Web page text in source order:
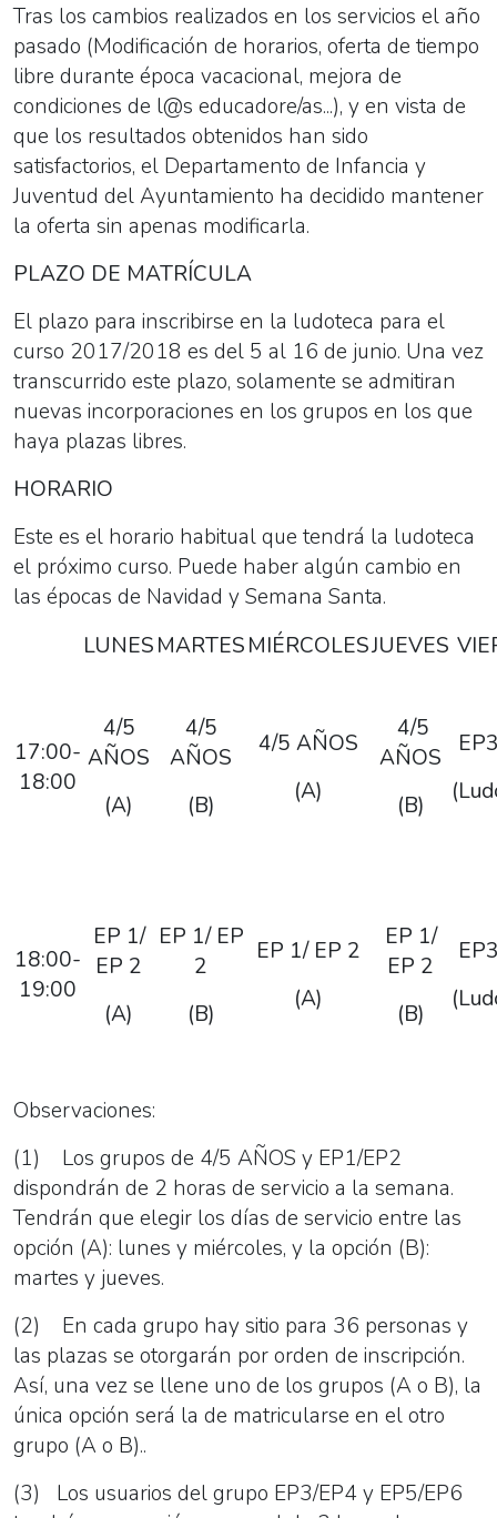
Tras los cambios realizados en los servicios el año
pasado (Modificación de horarios, oferta de tiempo
libre durante época vacacional, mejora de
condiciones de l@s educadore/as...), y en vista de
que los resultados obtenidos han sido
satisfactorios, el Departamento de Infancia y
Juventud del Ayuntamiento ha decidido mantener
la oferta sin apenas modificarla.
PLAZO DE MATRÍCULA
El plazo para inscribirse en la ludoteca para el
curso 2017/2018 es del 5 al 16 de junio. Una vez
transcurrido este plazo, solamente se admitiran
nuevas incorporaciones en los grupos en los que
haya plazas libres.
HORARIO
Este es el horario habitual que tendrá la ludoteca
el próximo curso. Puede haber algún cambio en
las épocas de Navidad y Semana Santa.
LUNESMARTESMIÉRCOLESJUEVES
17:00-
18:00
4/5
AÑOS
(A)
4/5
AÑOS
(B)
4/5 AÑOS
(A)
4/5
AÑOS
(B)
18:00-
19:00
EP 1/
EP 2
(A)
EP 1/ EP
2
(B)
EP 1/ EP 2
(A)
EP 1/
EP 2
(B)
Observaciones:
(1) Los grupos de 4/5 AÑOS y EP1/EP2
dispondrán de 2 horas de servicio a la semana.
Tendrán que elegir los días de servicio entre las
opción (A): lunes y miércoles, y la opción (B):
martes y jueves.
(2) En cada grupo hay sitio para 36 personas y
las plazas se otorgarán por orden de inscripción.
Así, una vez se llene uno de los grupos (A o B), la
única opción será la de matricularse en el otro
grupo (A o B)..
(3) Los usuarios del grupo EP3/EP4 y EP5/EP6